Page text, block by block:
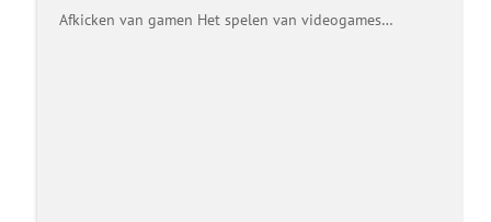
Afkicken van gamen Het spelen van videogames…